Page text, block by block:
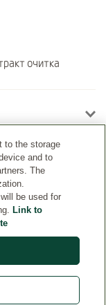
очитка
to the storage
and to
The
be used for
Link to